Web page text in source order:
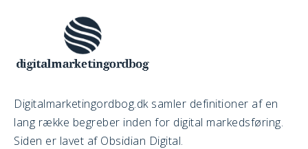
Digitalmarketingordbog.dk samler definitioner af en
lang række begreber inden for digital markedsføring.
Siden er lavet af Obsidian Digital.